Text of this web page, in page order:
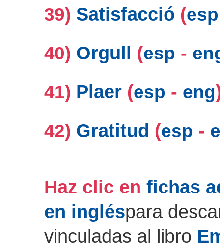
39) Satisfacció (esp
40) Orgull (esp -
41) Plaer (esp - eng
42) Gratitud (esp -
Haz clic en fichas
en ingléspara
vinculadas al libro